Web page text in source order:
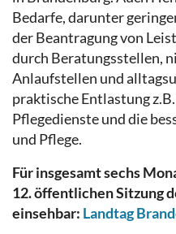
Bedarfe, darunter
der Beantragung von
durch Beratungsstellen,
Anlaufstellen und
praktische Entlastung
Pflegedienste und die
und Pflege.
Für insgesamt sechs
12. öffentlichen Sitzung
einsehbar: Landtag